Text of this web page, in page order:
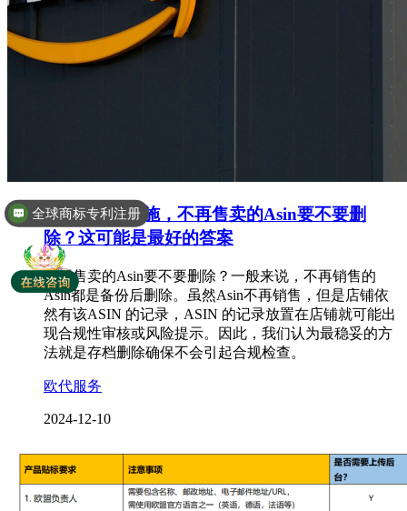
GPSR新规实施，不再售卖的Asin要不要删
除？这可能是最好的答案
不再售卖的Asin要不要删除？一般来说，不再销售的
Asin都是备份后删除。虽然Asin不再销售，但是店铺依
然有该ASIN 的记录，ASIN 的记录放置在店铺就可能出
现合规性审核或风险提示。因此，我们认为最稳妥的方
法就是存档删除确保不会引起合规检查。
欧代服务
2024-12-10
全球商标专利注册